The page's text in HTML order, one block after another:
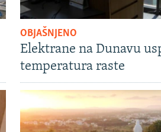
OBJAŠNJENO
Elektrane na Dunavu
temperatura raste